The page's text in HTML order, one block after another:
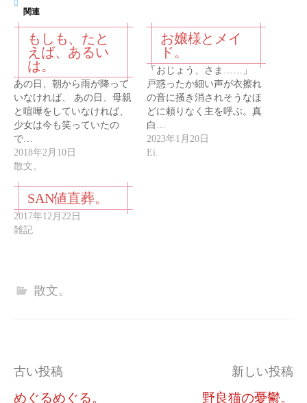
関連
もしも、たと
えば、あるい
は。
あの日、朝から雨が降って
いなければ、 あの日、母親
と喧嘩をしていなければ、
少女は今も笑っていたの
で…
2018年2月10日
散文。
お嬢様とメイ
ド。
「おじょう、さま……」
戸惑ったか細い声が衣擦れ
の音に掻き消されそうなほ
どに頼りなく主を呼ぶ。真
白…
2023年1月20日
Ei.
SAN値直葬。
2017年12月22日
雑記
散文。
投
稿
古い投稿
めぐるめぐる。
新しい投稿
野良猫の憂鬱。